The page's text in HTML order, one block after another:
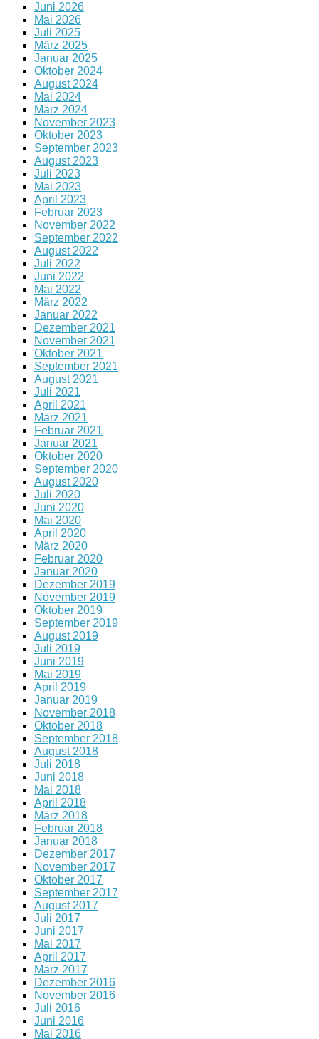
Juni 2026
Mai 2026
Juli 2025
März 2025
Januar 2025
Oktober 2024
August 2024
Mai 2024
März 2024
November 2023
Oktober 2023
September 2023
August 2023
Juli 2023
Mai 2023
April 2023
Februar 2023
November 2022
September 2022
August 2022
Juli 2022
Juni 2022
Mai 2022
März 2022
Januar 2022
Dezember 2021
November 2021
Oktober 2021
September 2021
August 2021
Juli 2021
April 2021
März 2021
Februar 2021
Januar 2021
Oktober 2020
September 2020
August 2020
Juli 2020
Juni 2020
Mai 2020
April 2020
März 2020
Februar 2020
Januar 2020
Dezember 2019
November 2019
Oktober 2019
September 2019
August 2019
Juli 2019
Juni 2019
Mai 2019
April 2019
Januar 2019
November 2018
Oktober 2018
September 2018
August 2018
Juli 2018
Juni 2018
Mai 2018
April 2018
März 2018
Februar 2018
Januar 2018
Dezember 2017
November 2017
Oktober 2017
September 2017
August 2017
Juli 2017
Juni 2017
Mai 2017
April 2017
März 2017
Dezember 2016
November 2016
Juli 2016
Juni 2016
Mai 2016